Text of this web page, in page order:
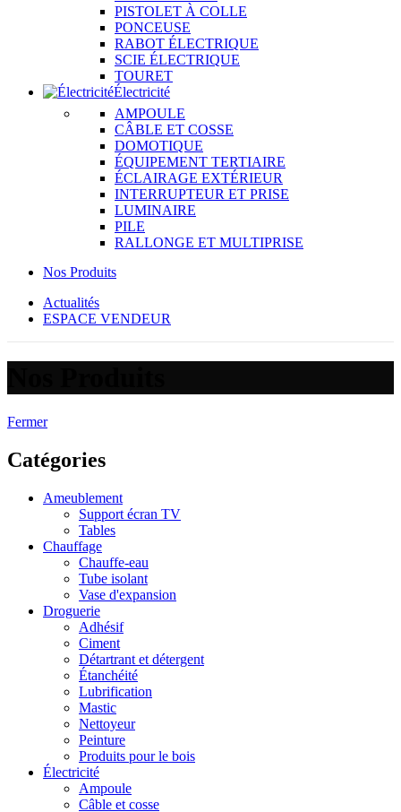
PISTOLET À COLLE
PONCEUSE
RABOT ÉLECTRIQUE
SCIE ÉLECTRIQUE
TOURET
Électricité
AMPOULE
CÂBLE ET COSSE
DOMOTIQUE
ÉQUIPEMENT TERTIAIRE
ÉCLAIRAGE EXTÉRIEUR
INTERRUPTEUR ET PRISE
LUMINAIRE
PILE
RALLONGE ET MULTIPRISE
Nos Produits
Actualités
ESPACE VENDEUR
Fermer
Catégories
Ameublement
Support écran TV
Tables
Chauffage
Chauffe-eau
Tube isolant
Vase d'expansion
Droguerie
Adhésif
Ciment
Détartrant et détergent
Étanchéité
Lubrification
Mastic
Nettoyeur
Peinture
Produits pour le bois
Électricité
Ampoule
Câble et cosse